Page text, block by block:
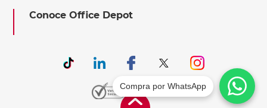
Conoce Office Depot
Compra por WhatsApp